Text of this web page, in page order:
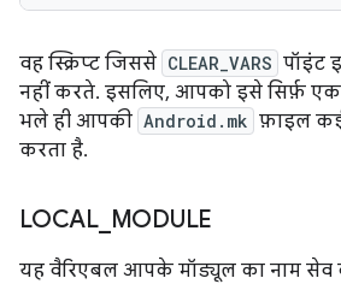
वह स्क्रिप्ट जिससे CLEAR_VARS पॉइंट
नहीं करते. इसलिए, आपको इसे सिर्फ़ एक
भले ही आपकी Android.mk फ़ाइल कई
करता है.
LOCAL_ MODULE
यह वैरिएबल आपके मॉड्यूल का नाम सेव